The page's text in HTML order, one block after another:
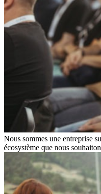
Nous sommes une entreprise
écosystème que nous